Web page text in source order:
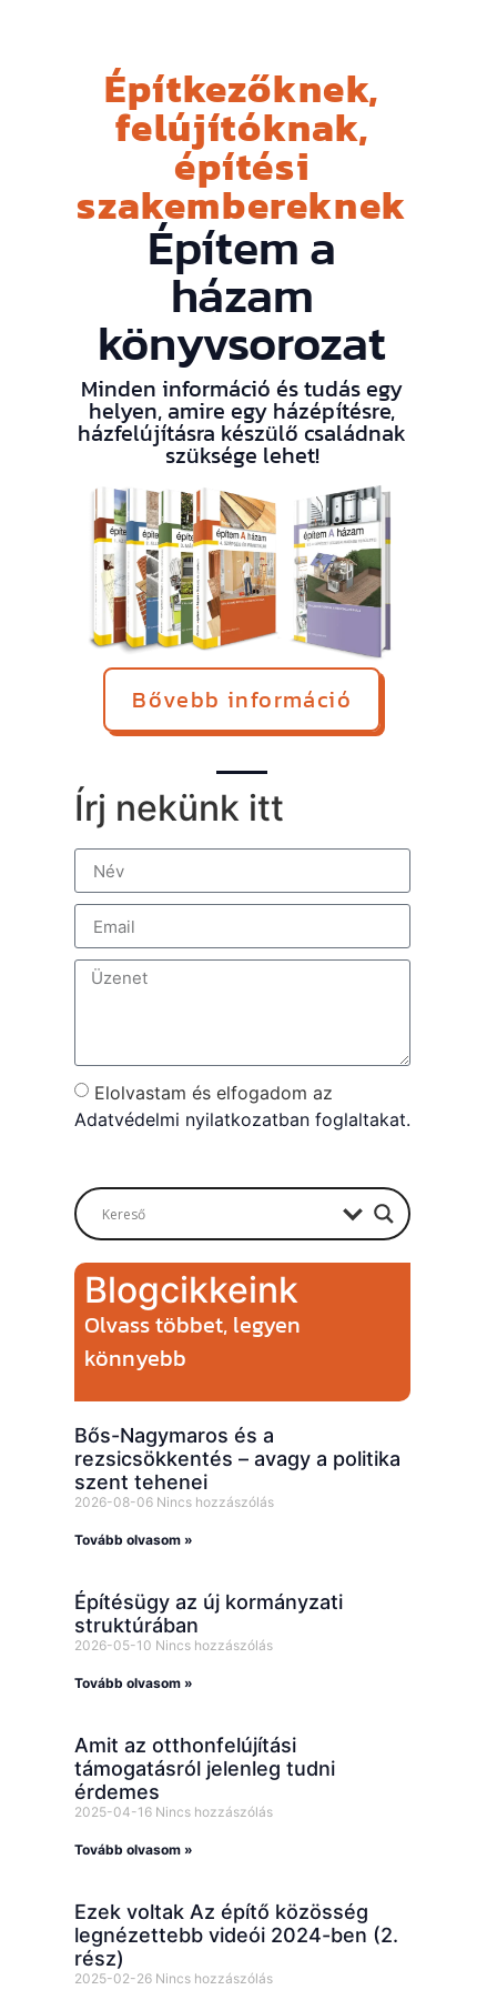
Építkezőknek,
felújítóknak,
építési
szakembereknek
Építem a
házam
könyvsorozat
Minden információ és tudás egy
helyen, amire egy házépítésre,
házfelújításra készülő családnak
szüksége lehet!
Bővebb információ
Írj nekünk itt
Elolvastam és elfogadom az
Adatvédelmi nyilatkozatban foglaltakat.
Blogcikkeink
Olvass többet, legyen
könnyebb
Bős-Nagymaros és a
rezsicsökkentés – avagy a politika
szent tehenei
2026-08-06 Nincs hozzászólás
Tovább olvasom »
Építésügy az új kormányzati
struktúrában
2026-05-10 Nincs hozzászólás
Tovább olvasom »
Amit az otthonfelújítási
támogatásról jelenleg tudni
érdemes
2025-04-16 Nincs hozzászólás
Tovább olvasom »
Ezek voltak Az építő közösség
legnézettebb videói 2024-ben (2.
rész)
2025-02-26 Nincs hozzászólás